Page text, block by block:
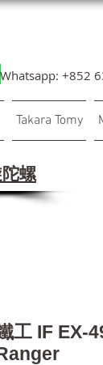
Whatsapp: +852
Takara Tomy
螺
工 IF EX-